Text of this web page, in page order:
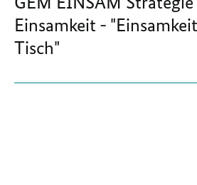
Einsamkeit -
Tisch"